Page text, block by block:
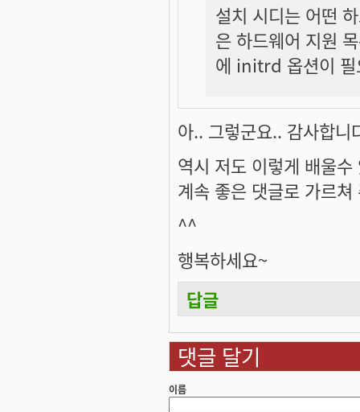
설치 시디는 어떤
은 하드웨어 지원
에 initrd 옵션이 필
아.. 그렇군요.. 감사합니
역시 저도 이렇게 배울
계속 좋은 댓글로 가르
^^
행복하세요~
답글
댓글 달기
이름